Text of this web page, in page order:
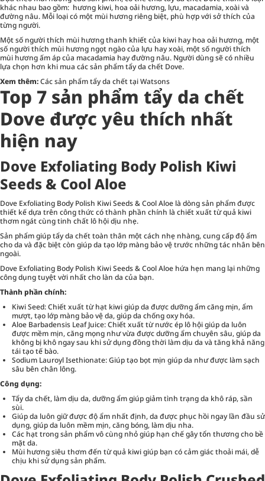
khác nhau bao gồm: hương kiwi, hoa oải hương, lựu, macadamia, xoài và
đường nâu. Mỗi loại có một mùi hương riêng biệt, phù hợp với sở thích của
từng người.
Một số người thích mùi hương thanh khiết của kiwi hay hoa oải hương, một
số người thích mùi hương ngọt ngào của lựu hay xoài, một số người thích
mùi hương ấm áp của macadamia hay đường nâu. Người dùng sẽ có nhiều
lựa chọn hơn khi mua các sản phẩm tẩy da chết Dove.
Xem thêm:Các sản phẩm tẩy da chết tại Watsons
Top 7 sản phẩm tẩy da chết
Dove được yêu thích nhất
hiện nay
Dove Exfoliating Body Polish Kiwi
Seeds & Cool Aloe
Dove Exfoliating Body Polish Kiwi Seeds & Cool Aloe là dòng sản phẩm được
thiết kế dựa trên công thức có thành phần chính là chiết xuất từ quả kiwi
thơm ngát cùng tinh chất lô hội dịu nhẹ.
Sản phẩm giúp tẩy da chết toàn thân một cách nhẹ nhàng, cung cấp độ ẩm
cho da và đặc biệt còn giúp da tạo lớp màng bảo vệ trước những tác nhân bên
ngoài.
Dove Exfoliating Body Polish Kiwi Seeds & Cool Aloe hứa hẹn mang lại những
công dụng tuyệt vời nhất cho làn da của bạn.
Thành phần chính:
Kiwi Seed: Chiết xuất từ hạt kiwi giúp da được dưỡng ẩm căng mịn, ẩm
mượt, tạo lớp màng bảo vệ da, giúp da chống oxy hóa.
Aloe Barbadensis Leaf Juice: Chiết xuất từ nước ép lô hội giúp da luôn
được mềm mịn, căng mọng như vừa được dưỡng ẩm chuyên sâu, giúp da
không bị khô ngay sau khi sử dụng đồng thời làm dịu da và tăng khả năng
tái tạo tế bào.
Sodium Lauroyl Isethionate: Giúp tạo bọt mịn giúp da như được làm sạch
sâu bên chân lông.
Công dụng:
Tẩy da chết, làm dịu da, dưỡng ẩm giúp giảm tình trạng da khô ráp, sần
sùi.
Giúp da luôn giữ được độ ẩm nhất định, da được phục hồi ngay lần đầu sử
dụng, giúp da luôn mềm mịn, căng bóng, làm dịu nha.
Các hạt trong sản phẩm vô cùng nhỏ giúp hạn chế gây tổn thương cho bề
mặt da.
Mùi hương siêu thơm đến từ quả kiwi giúp bạn có cảm giác thoải mái, dễ
chịu khi sử dụng sản phẩm.